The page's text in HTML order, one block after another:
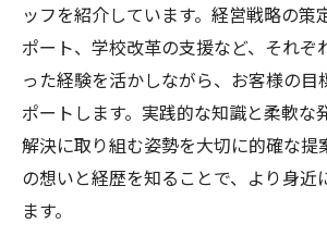
ッフを紹介しています。経営戦略の策
ポート、学校改革の支援など、それぞ
った経験を活かしながら、お客様の目
ポートします。実践的な知識と柔軟な
解決に取り組む姿勢を大切に的確な提
の想いと経歴を知ることで、より身近
ます。